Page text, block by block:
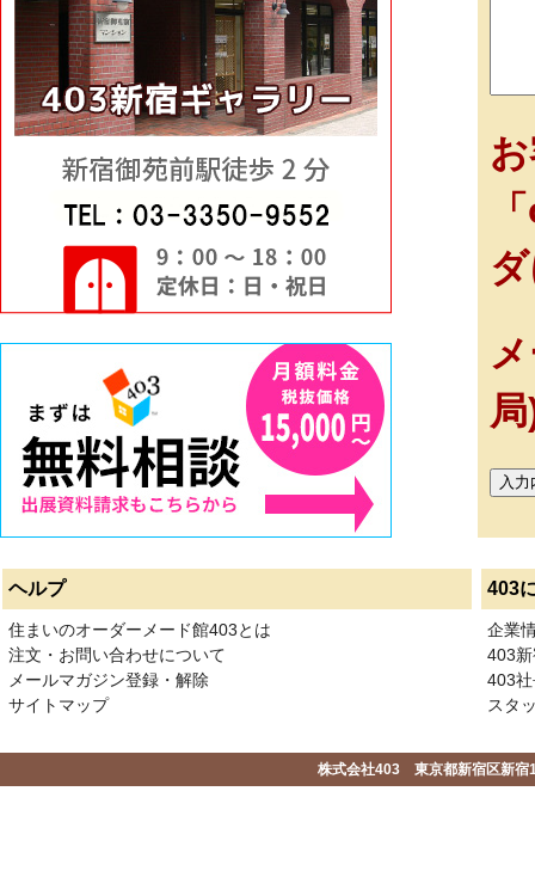
ヘルプ 403
住まいのオーダーメード館403とは
注文・お問い合わせについて
メールマガジン登録・解除
サイトマップ
企業
403
403
スタ
株式会社403 東京都新宿区新